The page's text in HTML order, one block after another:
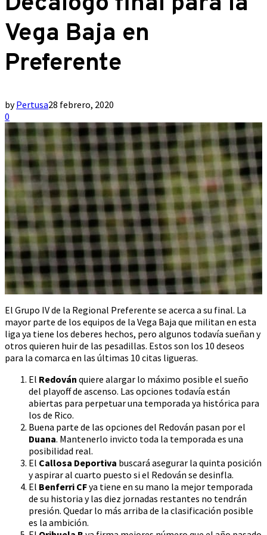
Vega Baja en
Preferente
byPertusa28 febrero, 2020
0
El Grupo IV de la Regional Preferente se acerca a su final. La
mayor parte de los equipos de la Vega Baja que militan en esta
liga ya tiene los deberes hechos, pero algunos todavía sueñan y
otros quieren huir de las pesadillas. Estos son los 10 deseos
para la comarca en las últimas 10 citas ligueras.
El Redován quiere alargar lo máximo posible el sueño
del playoff de ascenso. Las opciones todavía están
abiertas para perpetuar una temporada ya histórica para
los de Rico.
Buena parte de las opciones del Redován pasan por el
Duana. Mantenerlo invicto toda la temporada es una
posibilidad real.
El Callosa Deportiva buscará asegurar la quinta posición
y aspirar al cuarto puesto si el Redován se desinfla.
El Benferri CFya tiene en su mano la mejor temporada
de su historia y las diez jornadas restantes no tendrán
presión. Quedar lo más arriba de la clasificación posible
es la ambición.